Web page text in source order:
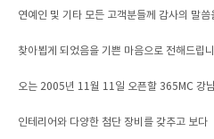
연예인 및 기타 모든 고객분들께 감사의 말씀
찾아뵙게 되었음을 기쁜 마음으로 전해드립
오는 2005년 11월 11일 오픈할 365MC 강
인테리어와 다양한 첨단 장비를 갖추고 보다